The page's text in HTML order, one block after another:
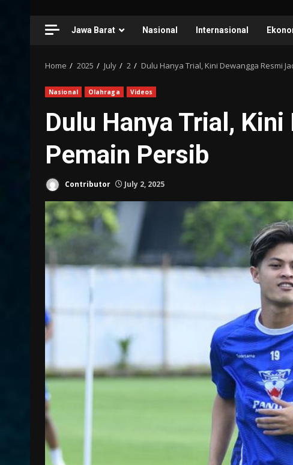
Jawa Barat Nasional Internasional
Home 2025 July 2 Dulu Hanya Trial, Kini Dewangga Resmi
Nasional Olahraga Videos
Dulu Hanya Trial,
Pemain Persib
Contributor July 2, 2025